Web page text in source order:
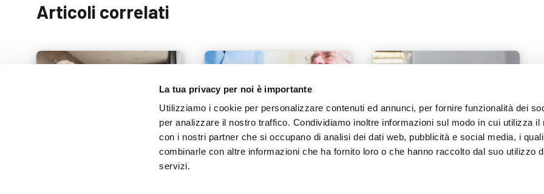
La tua privacy per noi è importante
Utilizziamo i cookie per personalizzare contenuti ed annunci, per fornire funzionalità dei
per analizzare il nostro traffico. Condividiamo inoltre informazioni sul modo in cui utilizza il
con i nostri partner che si occupano di analisi dei dati web, pubblicità e social media, i
combinarle con altre informazioni che ha fornito loro o che hanno raccolto dal suo utilizzo
servizi.
Articoli correlati
Un bagno comodo e sicuro: 5